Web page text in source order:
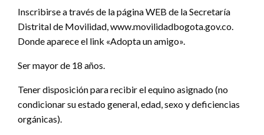
Inscribirse a través de la página WEB de la Secretaría
Distrital de Movilidad, www.movilidadbogota.gov.co.
Donde aparece el link «Adopta un amigo».
Ser mayor de 18 años.
Tener disposición para recibir el equino asignado (no
condicionar su estado general, edad, sexo y deficiencias
orgánicas).